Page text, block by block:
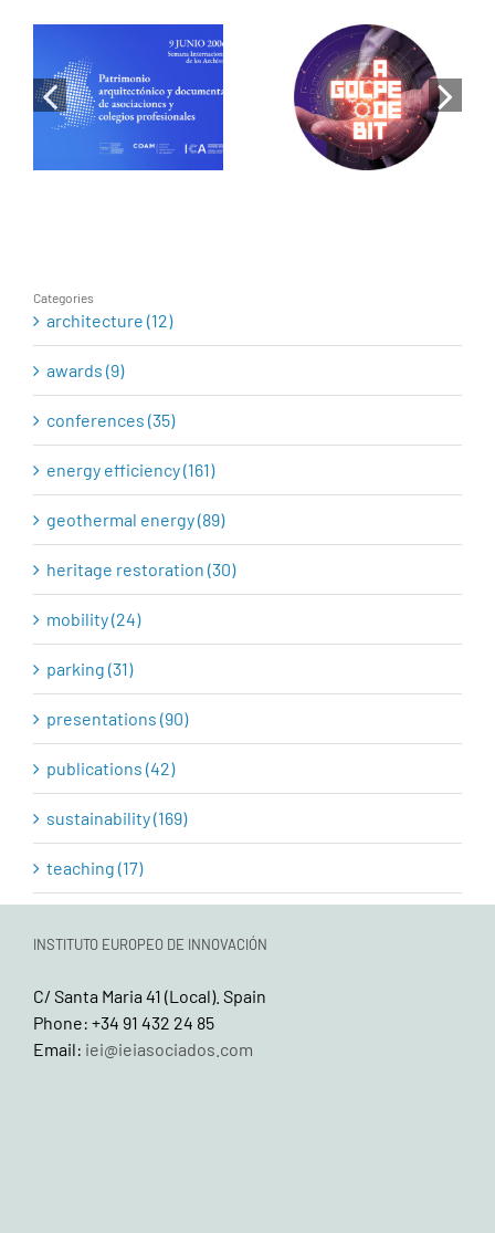
becomes
Historical
research as a
tool for
Luis de Pereda
on RNE: Cities
that share
energy, the
revolution has
Categories
architecture (12)
awards (9)
conferences (35)
energy efficiency (161)
geothermal energy (89)
heritage restoration (30)
mobility (24)
parking (31)
presentations (90)
publications (42)
sustainability (169)
teaching (17)
INSTITUTO EUROPEO DE INNOVACIÓN
C/ Santa Maria 41 (Local). Spain
Phone: +34 91 432 24 85
Email: iei@ieiasociados.com